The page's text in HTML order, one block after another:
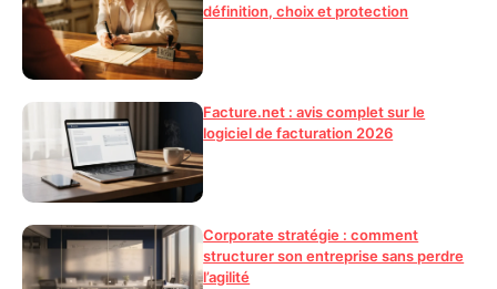
définition, choix et protection
Facture.net : avis complet sur le
logiciel de facturation 2026
Corporate stratégie : comment
structurer son entreprise sans perdre
l’agilité